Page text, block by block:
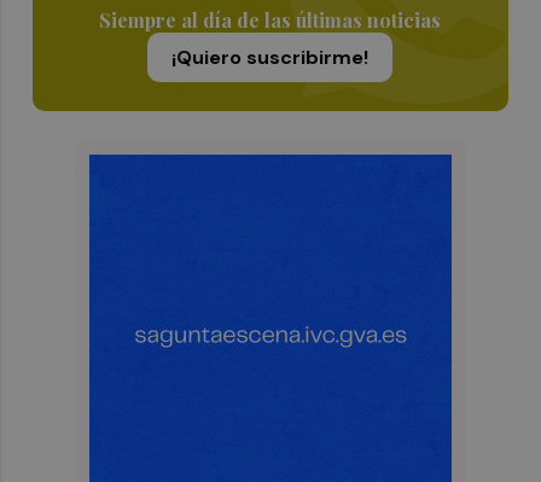
Siempre al día de las últimas noticias
¡Quiero suscribirme!